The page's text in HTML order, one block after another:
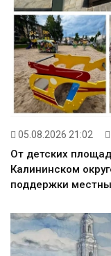
05.08.2026 21:02
От детских
Калининском
поддержки